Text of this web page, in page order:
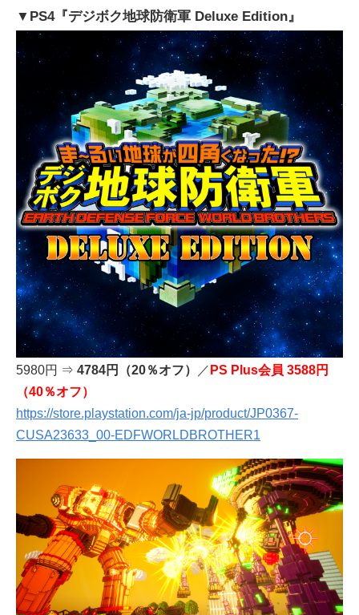
▼PS4『デジボク地球防衛軍 Deluxe Edition』
5980円 ⇒ 4784円（20％オフ） ／ PS Plus会員 3588円
（40％オフ）
https://store.playstation.com/ja-jp/product/JP0367-
CUSA23633_00-EDFWORLDBROTHER1